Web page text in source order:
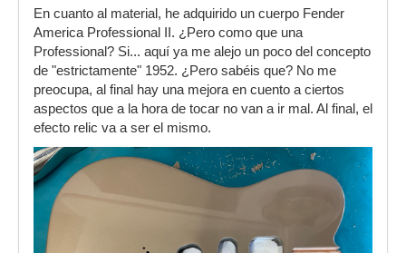
En cuanto al material, he adquirido un cuerpo Fender
America Professional II. ¿Pero como que una
Professional? Si... aquí ya me alejo un poco del concepto
de "estrictamente" 1952. ¿Pero sabéis que? No me
preocupa, al final hay una mejora en cuento a ciertos
aspectos que a la hora de tocar no van a ir mal. Al final, el
efecto relic va a ser el mismo.